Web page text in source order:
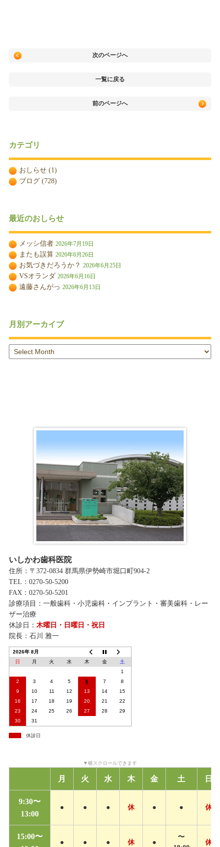
次のページへ
一覧に戻る
前のページへ
カテゴリ
おしらせ(1)
ブログ(728)
最近のおしらせ
メッシ信者 2026年7月19日
またも誤算 2026年6月26日
お気づきだろうか？ 2026年6月25日
VSオランダ 2026年6月16日
遠藤さんがっ 2026年6月13日
月別アーカイブ
いしかわ歯科医院
住所：〒372-0834 群馬県伊勢崎市堀口町904-2
TEL：0270-50-5200
FAX：0270-50-5201
診療項目：一般歯科・小児歯科・インプラント・審美歯科・レー
ザー治療
休診日： 木曜日・日曜日・祝日
院長：石川 雅一
2026年 8月
日
月 火 水 木 金
土
1
2
3 4 5 6 7
8
9
10 11 12 13 14
15
16
17 18 19 20 21
22
23
24 25 26 27 28
29
30
31
休診日
月 火 水 木 金 土 日
9:30〜
13:00
● ● ● 休 ● ● 休
15:00〜
● ● ● 休 ●
〜
休